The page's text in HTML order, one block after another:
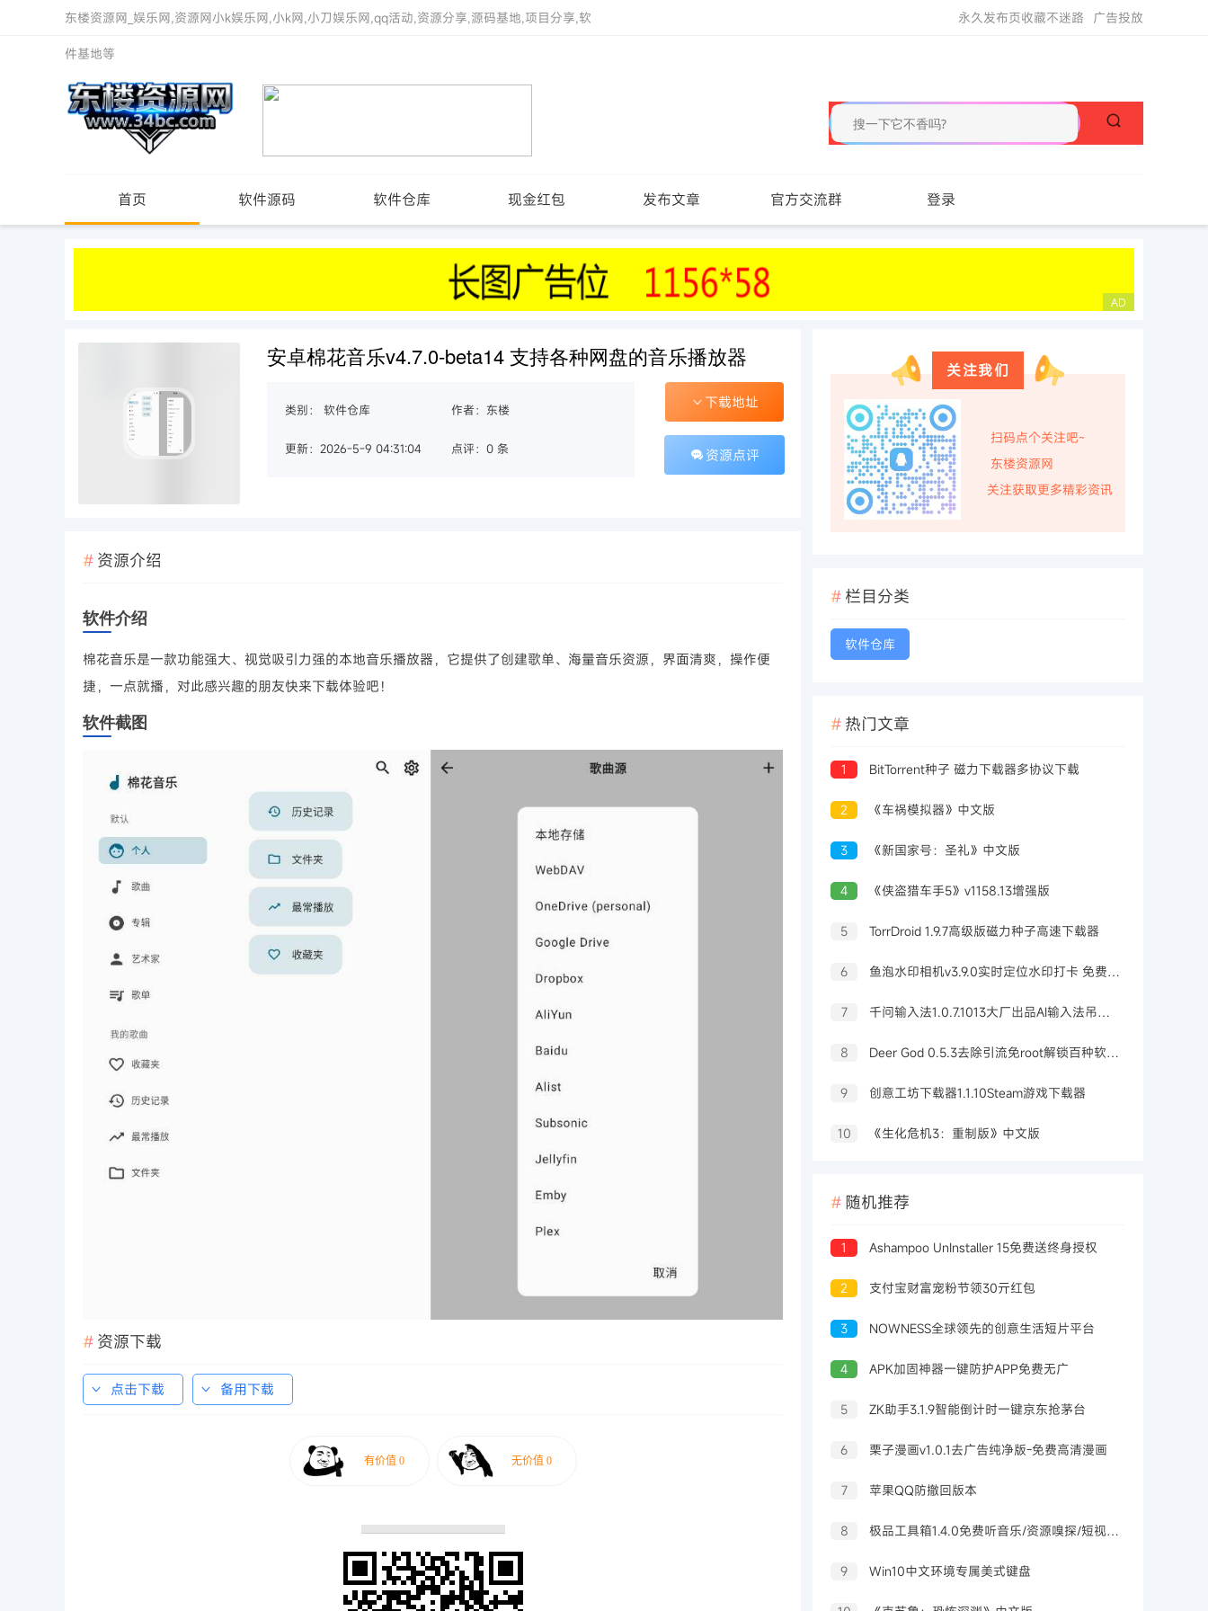
东楼资源网_娱乐网,资源网小k娱乐网,小k网,小刀娱乐网,qq活动,资源分享,源码基地,项目分享,软
件基地等
广告投放
永久发布页收藏不迷路
首页 软件源码 软件仓库 现金红包 发布文章 官方交流群 登录
安卓棉花音乐v4.7.0-beta14 支持各种网盘的音乐播放器
类别： 软件仓库 作者：东楼
更新：2026-5-9 04:31:04 点评：0 条
下载地址
资源点评
资源介绍
软件介绍
棉花音乐是一款功能强大、视觉吸引力强的本地音乐播放器，它提供了创建歌单、海量音乐资源，界面清爽，操作便
捷，一点就播，对此感兴趣的朋友快来下载体验吧！
软件截图
资源下载
点击下载 备用下载
关注我们
扫码点个关注吧~
东楼资源网
关注获取更多精彩资讯
栏目分类
软件仓库
热门文章
1 BitTorrent种子 磁力下载器多协议下载
2 《车祸模拟器》中文版
3 《新国家号：圣礼》中文版
4 《侠盗猎车手5》v1158.13增强版
5 TorrDroid 1.9.7高级版磁力种子高速下载器
6 鱼泡水印相机v3.9.0实时定位水印打卡 免费无广告
7 千问输入法1.0.7.1013大厂出品AI输入法吊打豆包输入法
8 Deer God 0.5.3去除引流免root解锁百种软件会员
9 创意工坊下载器1.1.10Steam游戏下载器
10 《生化危机3：重制版》中文版
随机推荐
1 Ashampoo UnInstaller 15免费送终身授权
2 支付宝财富宠粉节领30亓红包
3 NOWNESS全球领先的创意生活短片平台
4 APK加固神器一键防护APP免费无广
5 ZK助手3.1.9智能倒计时一键京东抢茅台
6 栗子漫画v1.0.1去广告纯净版-免费高清漫画
7 苹果QQ防撤回版本
8 极品工具箱1.4.0免费听音乐/资源嗅探/短视频去水印
9 Win10中文环境专属美式键盘